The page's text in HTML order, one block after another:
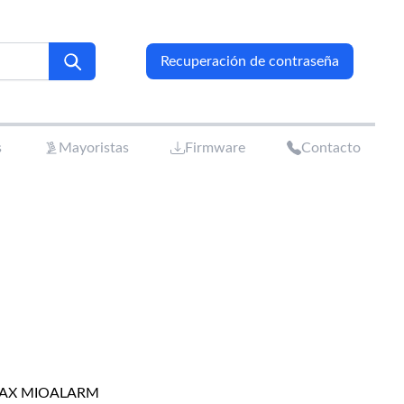
Recuperación de contraseña
Mayoristas Firmware Contacto
MIOALARM